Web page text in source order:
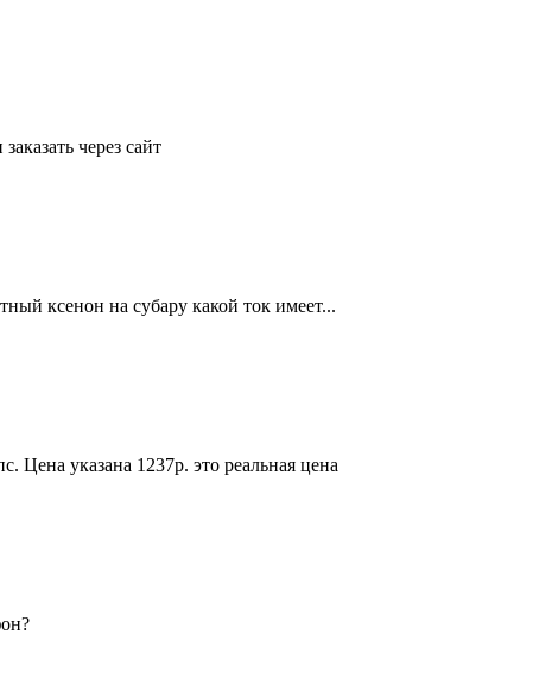
через сайт
ксенон на субару какой ток имеет...
указана 1237р. это реальная цена